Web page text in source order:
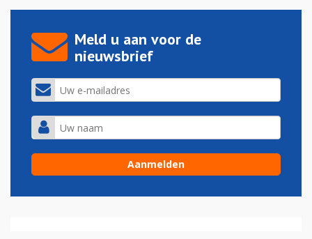
Meld u aan voor de
nieuwsbrief